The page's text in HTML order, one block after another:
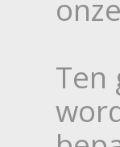
Ten